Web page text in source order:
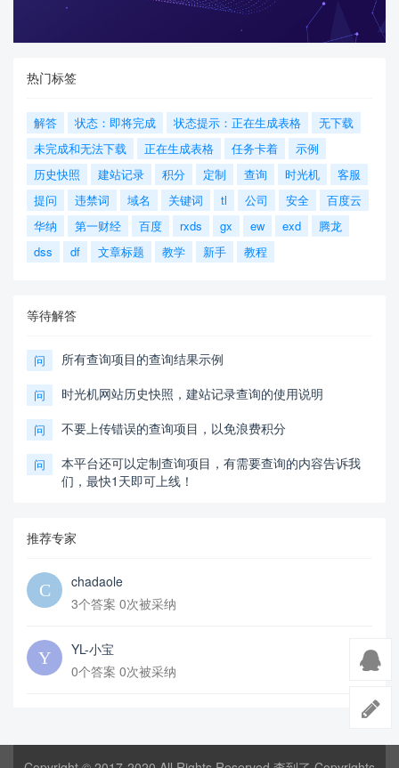
热门标签
解答 状态：即将完成 状态提示：正在生成表格
无下载
未完成和无法下载
正在生成表格 任务卡着
示例
历史快照
建站记录 积分 定制 查询 时光机
客服
提问
违禁词 域名 关键词 tl 公司 安全
百度云
华纳
第一财经 百度 rxds gx ew exd
腾龙
dss
df 文章标题 教学 新手 教程
等待解答
问 所有查询项目的查询结果示例
问 时光机网站历史快照，建站记录查询的使用说明
问 不要上传错误的查询项目，以免浪费积分
问
本平台还可以定制查询项目，有需要查询的内容告诉我
们，最快1天即可上线！
推荐专家
chadaole
3个答案 0次被采纳
YL-小宝
0个答案 0次被采纳